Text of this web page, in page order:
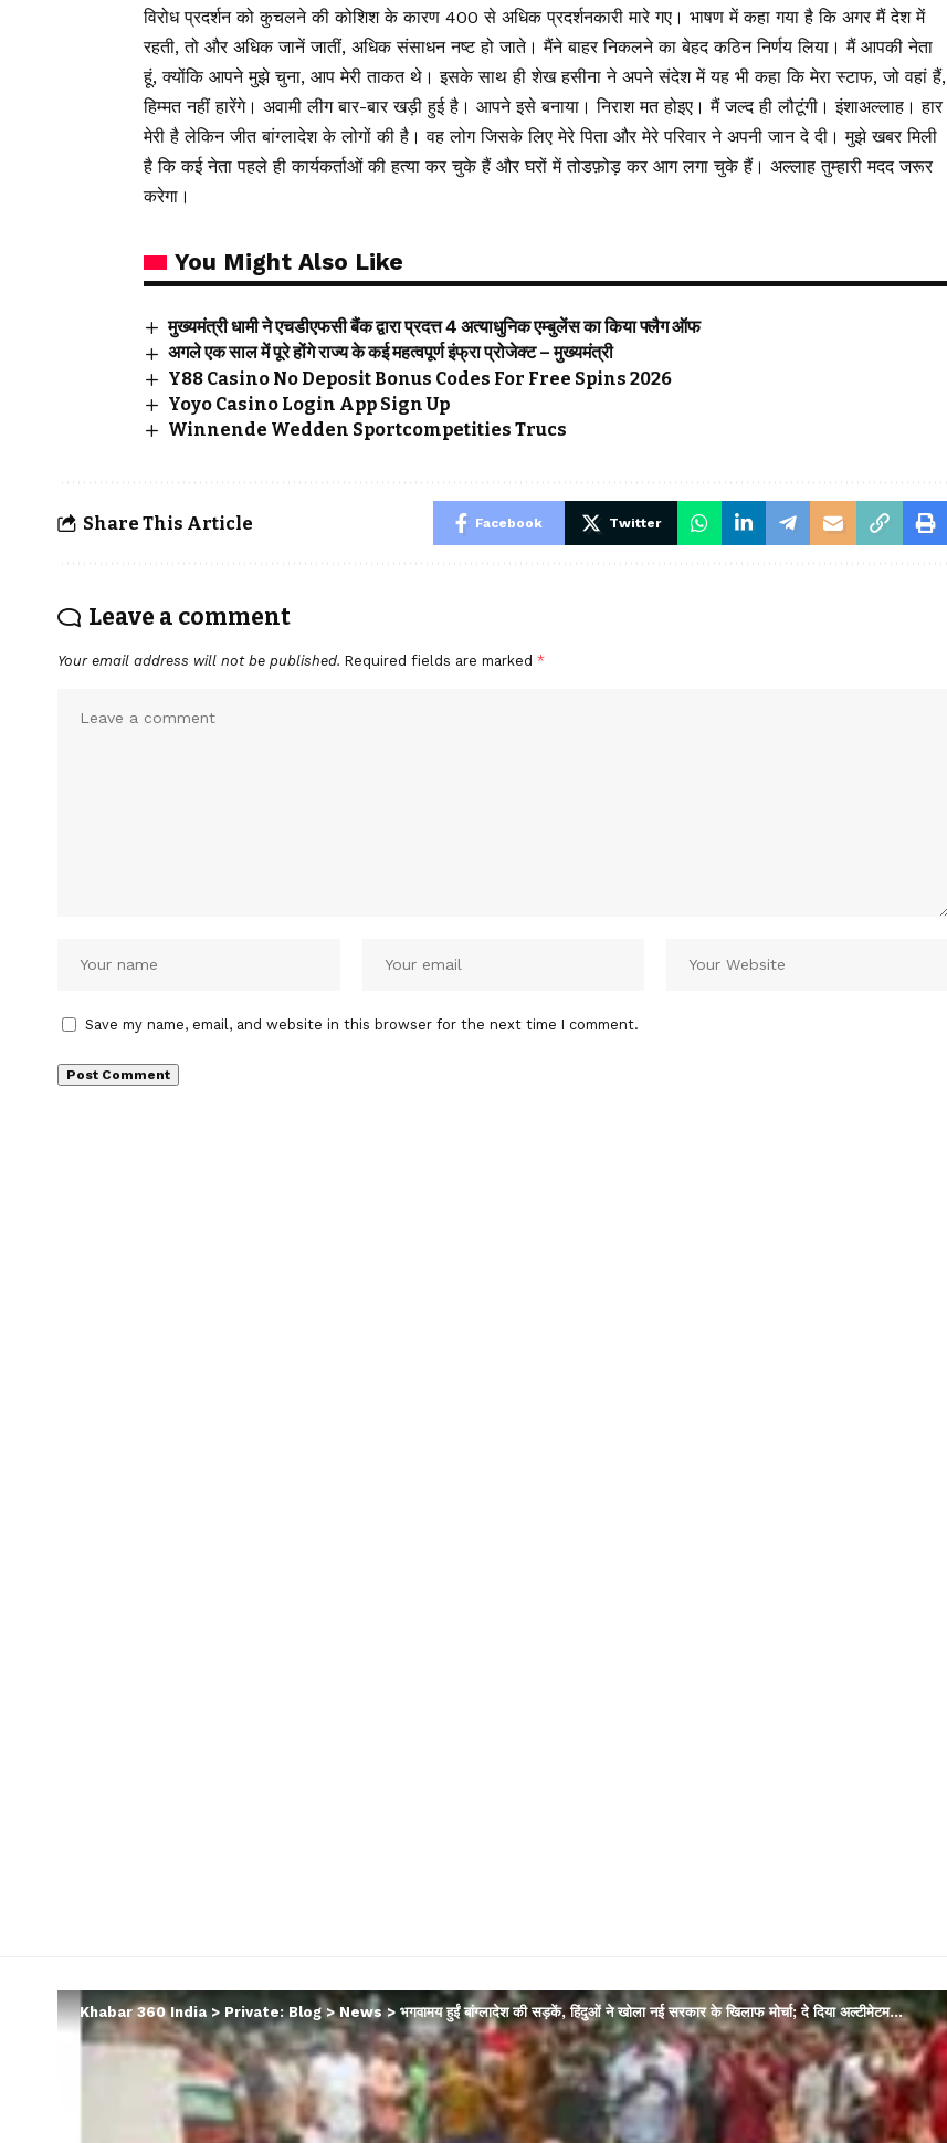
विरोध प्रदर्शन को कुचलने की कोशिश के कारण 400 से अधिक प्रदर्शनकारी मारे गए। भाषण में कहा गया है कि अगर मैं देश में
रहती, तो और अधिक जानें जातीं, अधिक संसाधन नष्ट हो जाते। मैंने बाहर निकलने का बेहद कठिन निर्णय लिया। मैं आपकी नेता
हूं, क्योंकि आपने मुझे चुना, आप मेरी ताकत थे। इसके साथ ही शेख हसीना ने अपने संदेश में यह भी कहा कि मेरा स्टाफ, जो वहां हैं,
हिम्मत नहीं हारेंगे। अवामी लीग बार-बार खड़ी हुई है। आपने इसे बनाया। निराश मत होइए। मैं जल्द ही लौटूंगी। इंशाअल्लाह। हार
मेरी है लेकिन जीत बांग्लादेश के लोगों की है। वह लोग जिसके लिए मेरे पिता और मेरे परिवार ने अपनी जान दे दी। मुझे खबर मिली
है कि कई नेता पहले ही कार्यकर्ताओं की हत्या कर चुके हैं और घरों में तोडफ़ोड़ कर आग लगा चुके हैं। अल्लाह तुम्हारी मदद जरूर
करेगा।
You Might Also Like
मुख्यमंत्री धामी ने एचडीएफसी बैंक द्वारा प्रदत्त 4 अत्याधुनिक एम्बुलेंस का किया फ्लैग ऑफ
अगले एक साल में पूरे होंगे राज्य के कई महत्वपूर्ण इंफ्रा प्रोजेक्ट – मुख्यमंत्री
Y88 Casino No Deposit Bonus Codes For Free Spins 2026
Yoyo Casino Login App Sign Up
Winnende Wedden Sportcompetities Trucs
Share This Article Facebook Twitter
Leave a comment
Your email address will not be published. Required fields are marked *
Save my name, email, and website in this browser for the next time I comment.
Khabar 360 India> Private: Blog>News> भगवामय हुईं बांग्लादेश की सड़कें, हिंदुओं ने खोला नई सरकार के खिलाफ मोर्चा; दे दिया अल्टीमेटम…